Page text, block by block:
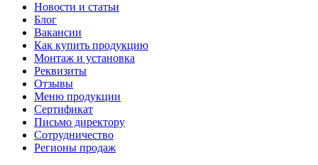
Новости и статьи
Блог
Вакансии
Как купить продукцию
Монтаж и установка
Реквизиты
Отзывы
Меню продукции
Сертификат
Письмо директору
Сотрудничество
Регионы продаж